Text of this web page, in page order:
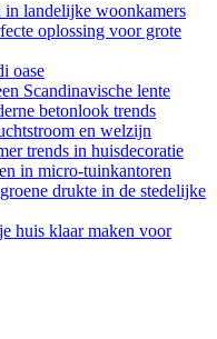
in landelijke woonkamers
oplossing voor grote
oase
Scandinavische lente
betonlook trends
en welzijn
trends in huisdecoratie
in micro-tuinkantoren
drukte in de stedelijke
huis klaar maken voor